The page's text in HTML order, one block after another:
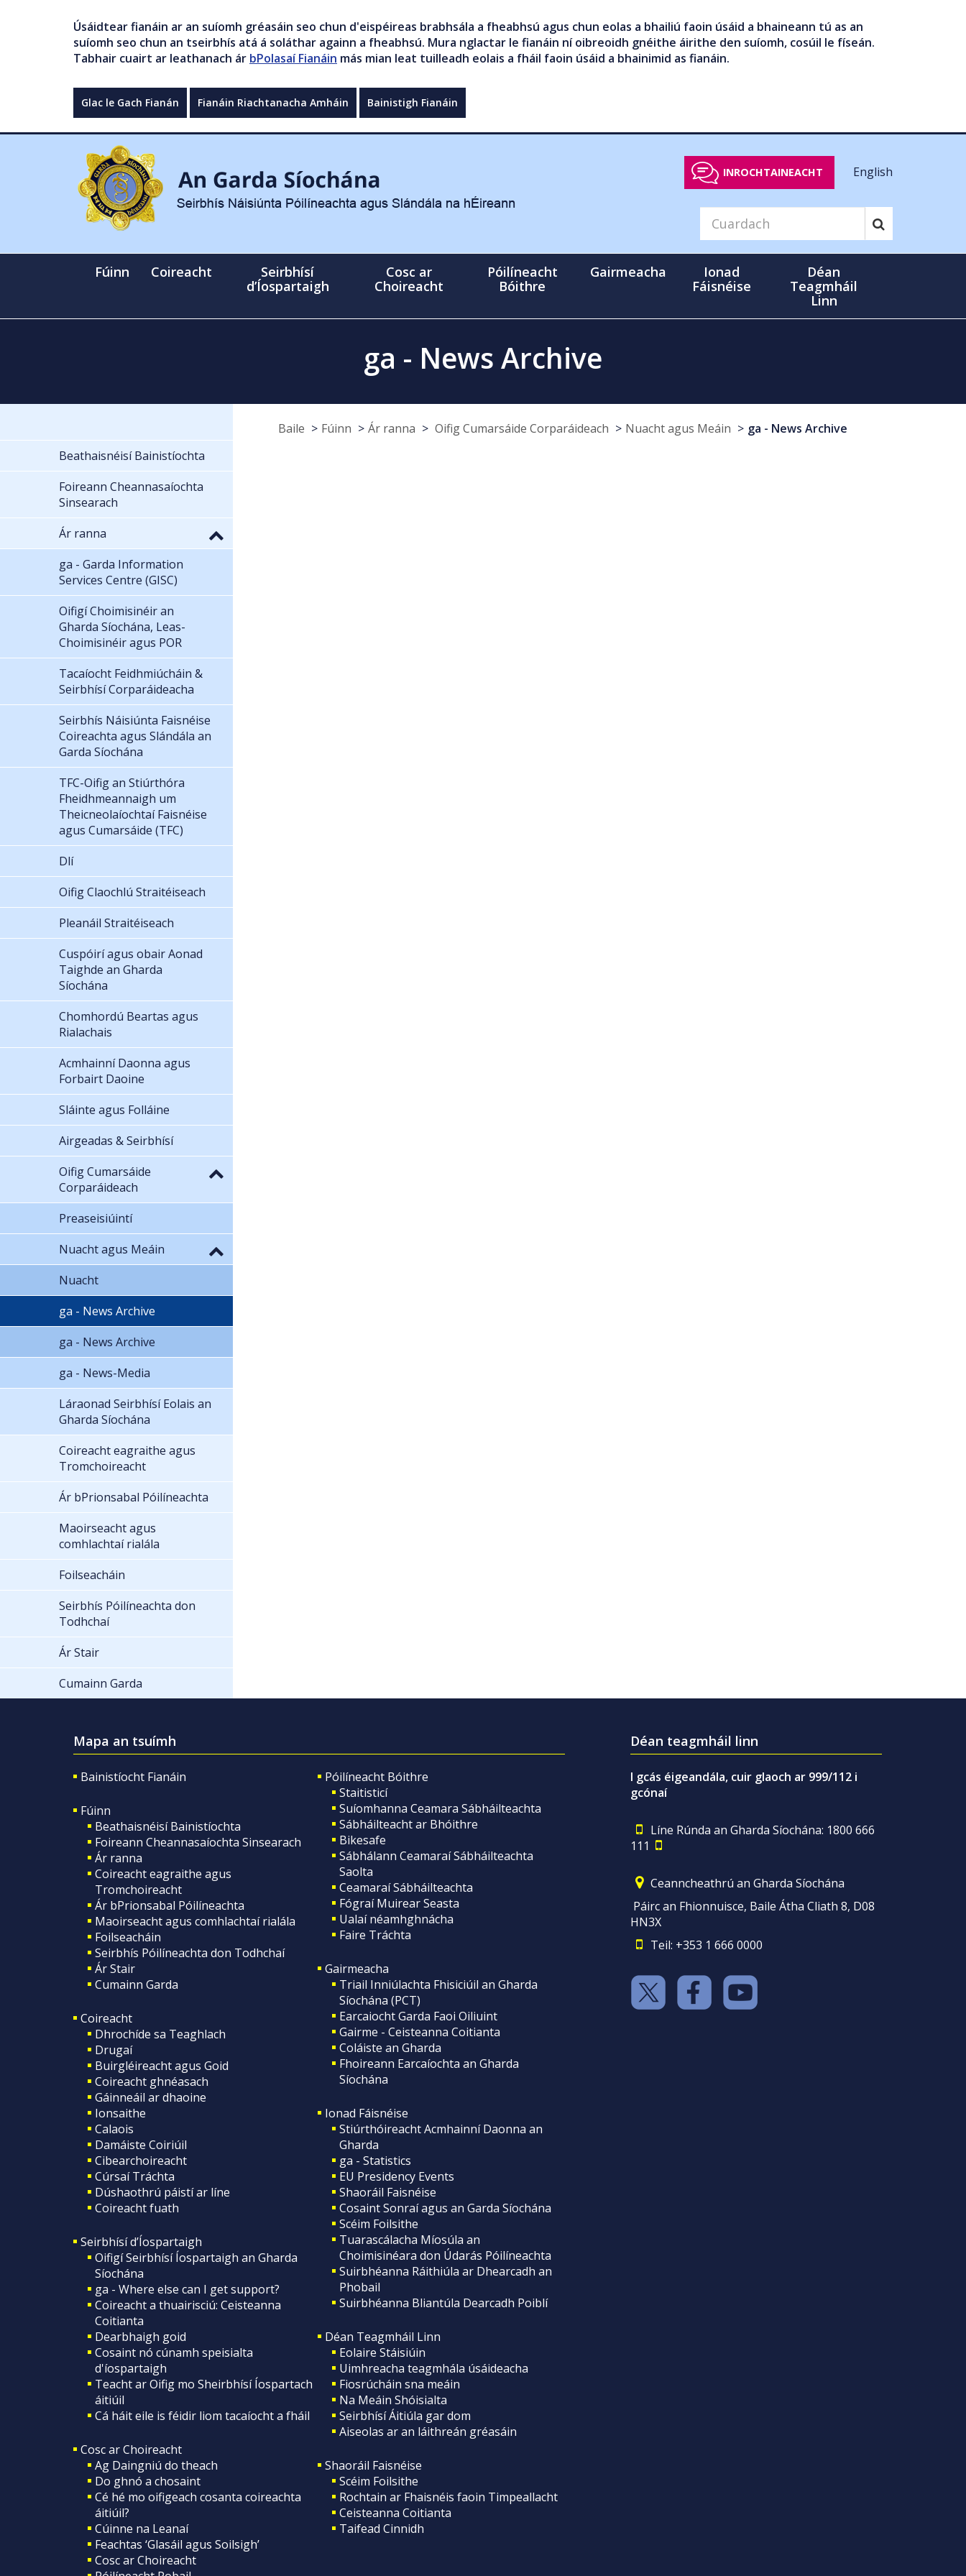
Úsáidtear fianáin ar an suíomh gréasáin seo chun d'eispéireas brabhsála a fheabhsú agus chun eolas a bhailiú faoin úsáid a bhaineann tú as an
suíomh seo chun an tseirbhís atá á soláthar againn a fheabhsú. Mura nglactar le fianáin ní oibreoidh gnéithe áirithe den suíomh, cosúil le físeán.
Tabhair cuairt ar leathanach ár bPolasaí Fianáin más mian leat tuilleadh eolais a fháil faoin úsáid a bhainimid as fianáin.
Glac le Gach Fianán Fianáin Riachtanacha Amháin Bainistigh Fianáin
INROCHTAINEACHT English
Fúinn Coireacht
Seirbhísí
d’Íospartaigh
Cosc ar
Choireacht
Póilíneacht
Bóithre
Gairmeacha
Ionad
Fáisnéise
Déan
Teagmháil
Linn
ga - News Archive
Baile Fúinn Ár ranna Oifig Cumarsáide Corparáideach Nuacht agus Meáin
ga - News Archive
Beathaisnéisí Bainistíochta
Foireann Cheannasaíochta
Sinsearach
Ár ranna
ga - Garda Information
Services Centre (GISC)
Oifigí Choimisinéir an
Gharda Síochána, Leas-
Choimisinéir agus POR
Tacaíocht Feidhmiúcháin &
Seirbhísí Corparáideacha
Seirbhís Náisiúnta Faisnéise
Coireachta agus Slándála an
Garda Síochána
TFC-Oifig an Stiúrthóra
Fheidhmeannaigh um
Theicneolaíochtaí Faisnéise
agus Cumarsáide (TFC)
Dlí
Oifig Claochlú Straitéiseach
Pleanáil Straitéiseach
Cuspóirí agus obair Aonad
Taighde an Gharda
Síochána
Chomhordú Beartas agus
Rialachais
Acmhainní Daonna agus
Forbairt Daoine
Sláinte agus Folláine
Airgeadas & Seirbhísí
Oifig Cumarsáide
Corparáideach
Preaseisiúintí
Nuacht agus Meáin
Nuacht
ga - News Archive
ga - News Archive
ga - News-Media
Láraonad Seirbhísí Eolais an
Gharda Síochána
Coireacht eagraithe agus
Tromchoireacht
Ár bPrionsabal Póilíneachta
Maoirseacht agus
comhlachtaí rialála
Foilseacháin
Seirbhís Póilíneachta don
Todhchaí
Ár Stair
Cumainn Garda
Mapa an tsuímh
Bainistíocht Fianáin
Fúinn
Beathaisnéisí Bainistíochta
Foireann Cheannasaíochta Sinsearach
Ár ranna
Coireacht eagraithe agus
Tromchoireacht
Ár bPrionsabal Póilíneachta
Maoirseacht agus comhlachtaí rialála
Foilseacháin
Seirbhís Póilíneachta don Todhchaí
Ár Stair
Cumainn Garda
Coireacht
Dhrochíde sa Teaghlach
Drugaí
Buirgléireacht agus Goid
Coireacht ghnéasach
Gáinneáil ar dhaoine
Ionsaithe
Calaois
Damáiste Coiriúil
Cibearchoireacht
Cúrsaí Tráchta
Dúshaothrú páistí ar líne
Coireacht fuath
Seirbhísí d’Íospartaigh
Oifigí Seirbhísí Íospartaigh an Gharda
Síochána
ga - Where else can I get support?
Coireacht a thuairisciú: Ceisteanna
Coitianta
Dearbhaigh goid
Cosaint nó cúnamh speisialta
d'íospartaigh
Teacht ar Oifig mo Sheirbhísí Íospartach
áitiúil
Cá háit eile is féidir liom tacaíocht a fháil
Cosc ar Choireacht
Ag Daingniú do theach
Do ghnó a chosaint
Cé hé mo oifigeach cosanta coireachta
áitiúil?
Cúinne na Leanaí
Feachtas ‘Glasáil agus Soilsigh’
Cosc ar Choireacht
Póilíneacht Bóithre
Staitisticí
Suíomhanna Ceamara Sábháilteachta
Sábháilteacht ar Bhóithre
Bikesafe
Sábhálann Ceamaraí Sábháilteachta
Saolta
Ceamaraí Sábháilteachta
Fógraí Muirear Seasta
Ualaí néamhghnácha
Faire Tráchta
Gairmeacha
Triail Inniúlachta Fhisiciúil an Gharda
Síochána (PCT)
Earcaiocht Garda Faoi Oiliuint
Gairme - Ceisteanna Coitianta
Coláiste an Gharda
Fhoireann Earcaíochta an Gharda
Síochána
Ionad Fáisnéise
Stiúrthóireacht Acmhainní Daonna an
Gharda
ga - Statistics
EU Presidency Events
Shaoráil Faisnéise
Cosaint Sonraí agus an Garda Síochána
Scéim Foilsithe
Tuarascálacha Míosúla an
Choimisinéara don Údarás Póilíneachta
Suirbhéanna Ráithiúla ar Dhearcadh an
Phobail
Suirbhéanna Bliantúla Dearcadh Poiblí
Déan Teagmháil Linn
Eolaire Stáisiúin
Uimhreacha teagmhála úsáideacha
Fiosrúcháin sna meáin
Na Meáin Shóisialta
Seirbhísí Áitiúla gar dom
Aiseolas ar an láithreán gréasáin
Shaoráil Faisnéise
Scéim Foilsithe
Rochtain ar Fhaisnéis faoin Timpeallacht
Ceisteanna Coitianta
Taifead Cinnidh
Déan teagmháil linn
I gcás éigeandála, cuir glaoch ar 999/112 i
gcónaí
Líne Rúnda an Gharda Síochána: 1800 666
111
Ceanncheathrú an Gharda Síochána
Páirc an Fhionnuisce, Baile Átha Cliath 8, D08
HN3X
Teil: +353 1 666 0000